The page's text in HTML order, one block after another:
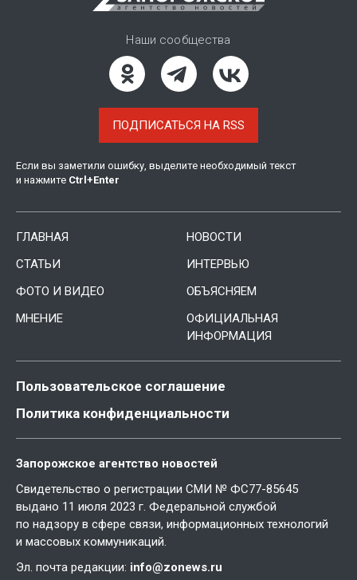
Наши сообщества
ПОДПИСАТЬСЯ НА RSS
Если вы заметили ошибку, выделите необходимый текст
и нажмите Ctrl +Enter
ГЛАВНАЯ
НОВОСТИ
СТАТЬИ
ИНТЕРВЬЮ
ФОТО И ВИДЕО
ОБЪЯСНЯЕМ
МНЕНИЕ
ОФИЦИАЛЬНАЯ
ИНФОРМАЦИЯ
Пользовательское соглашение
Политика конфиденциальности
Запорожское агентство новостей
Свидетельство о регистрации СМИ № ФС77-85645
выдано 11 июля 2023 г. Федеральной службой
по надзору в сфере связи, информационных технологий
и массовых коммуникаций.
Эл. почта редакции: info@zonews.ru